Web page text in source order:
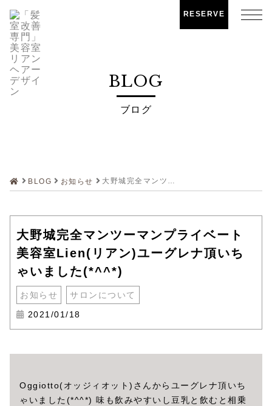
RESERVE
BLOG
ブログ
BLOG お知らせ 大野城完全マンツーマンプライベート美容室Lien(リアン)ユーグレナ頂いちゃいました(*^^*)
大野城完全マンツーマンプライベート
美容室Lien(リアン)ユーグレナ頂いち
ゃいました(*^^*)
お知らせ サロンについて
2021/01/18
Oggiotto(オッジィオット)さんからユーグレナ頂いち
ゃいました(*^^*) 味も飲みやすいし豆乳と飲むと相乗